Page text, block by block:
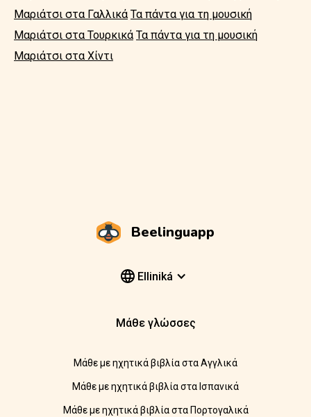
Μαριάτσι στα Γαλλικά Τα πάντα για τη μουσική
Μαριάτσι στα Τουρκικά Τα πάντα για τη μουσική
Μαριάτσι στα Χίντι
Beelinguapp
Elliniká
Μάθε γλώσσες
Μάθε με ηχητικά βιβλία στα Αγγλικά
Μάθε με ηχητικά βιβλία στα Ισπανικά
Μάθε με ηχητικά βιβλία στα Πορτογαλικά